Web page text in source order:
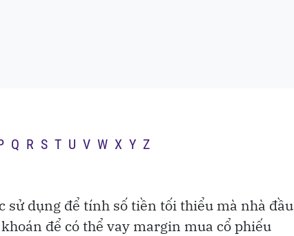
Q R S T U V W X Y Z
sử dụng để tính số tiền tối thiểu mà nhà đầu
để có thể vay margin mua cổ phiếu